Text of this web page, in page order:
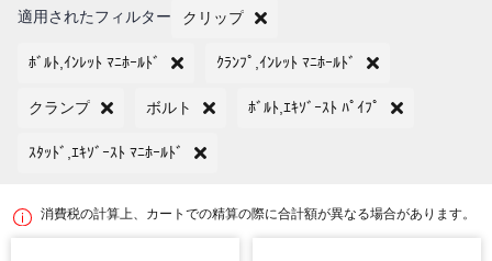
適用されたフィルター クリップ
ﾎﾞﾙﾄ,ｲﾝﾚｯﾄ ﾏﾆﾎｰﾙﾄﾞ ｸﾗﾝﾌﾟ,ｲﾝﾚｯﾄ ﾏﾆﾎｰﾙﾄﾞ
クランプ ボルト ﾎﾞﾙﾄ,ｴｷｿﾞｰｽﾄ ﾊﾟｲﾌﾟ
ｽﾀｯﾄﾞ,ｴｷｿﾞｰｽﾄ ﾏﾆﾎｰﾙﾄﾞ
消費税の計算上、カートでの精算の際に合計額が異なる場合があります。